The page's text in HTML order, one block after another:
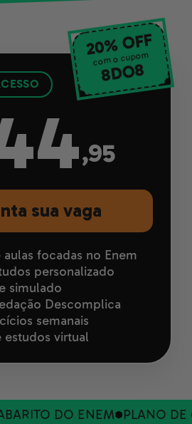
20% OFF
com o cupom
8DO8
,95
sua vaga
focadas no Enem
personalizado
simulado
Descomplica
semanais
estudos virtual
DO ENEM PLANO DE 6